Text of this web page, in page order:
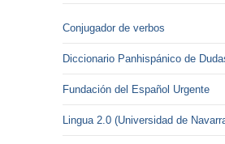
Conjugador de verbos
Diccionario Panhispánico de
Fundación del Español Urgente
Lingua 2.0 (Universidad de